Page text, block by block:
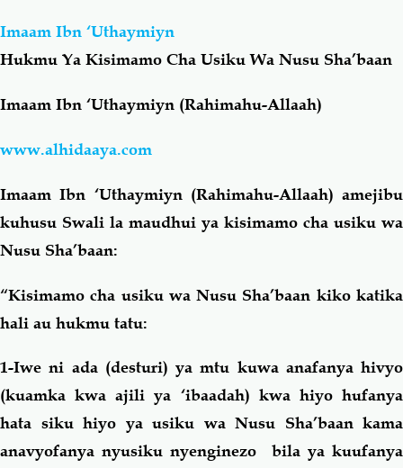
Shirki & Kufru
Fiqh-Ibaadah
Fataawa Za Ulamaa Kauli Za Salaf
Akhlaaq-Aadaab
Familia-Jamii Maswali-Majibu
Chemsha Bongo Vitabu
Mapishi
Imaam Ibn ‘Uthaymiyn
Hukmu Ya Kisimamo Cha Usiku Wa Nusu Sha’baan
Imaam Ibn ‘Uthaymiyn (Rahimahu-Allaah)
www.alhidaaya.com
Imaam Ibn ‘Uthaymiyn (Rahimahu-Allaah) amejibu
kuhusu Swali la maudhui ya kisimamo cha usiku wa
Nusu Sha’baan:
“Kisimamo cha usiku wa Nusu Sha’baan kiko katika
hali au hukmu tatu:
1-Iwe ni ada (desturi) ya mtu kuwa anafanya hivyo
(kuamka kwa ajili ya ‘ibaadah) kwa hiyo hufanya
hata siku hiyo ya usiku wa Nusu Sha’baan kama
anavyofanya nyusiku nyenginezo bila ya kuufanya